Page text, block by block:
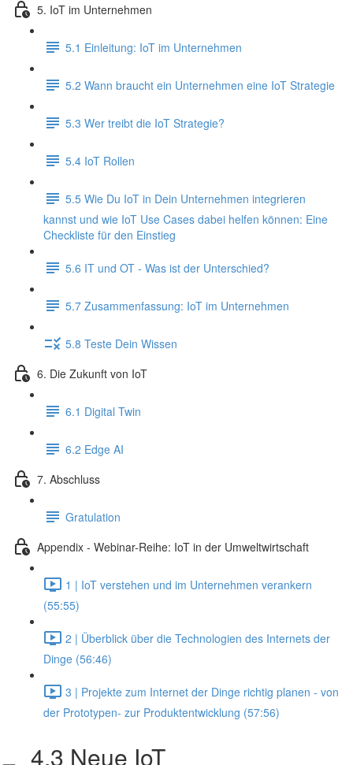
5. IoT im Unternehmen
5.1 Einleitung: IoT im Unternehmen
5.2 Wann braucht ein Unternehmen eine IoT Strategie
5.3 Wer treibt die IoT Strategie?
5.4 IoT Rollen
5.5 Wie Du IoT in Dein Unternehmen integrieren
kannst und wie IoT Use Cases dabei helfen können: Eine
Checkliste für den Einstieg
5.6 IT und OT - Was ist der Unterschied?
5.7 Zusammenfassung: IoT im Unternehmen
5.8 Teste Dein Wissen
6. Die Zukunft von IoT
6.1 Digital Twin
6.2 Edge AI
7. Abschluss
Gratulation
Appendix - Webinar-Reihe: IoT in der Umweltwirtschaft
1 | IoT verstehen und im Unternehmen verankern
(55:55)
2 | Überblick über die Technologien des Internets der
Dinge (56:46)
3 | Projekte zum Internet der Dinge richtig planen - von
der Prototypen- zur Produktentwicklung (57:56)
4.3 Neue IoT